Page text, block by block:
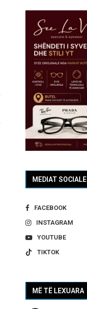
MEDIAT SOCIALE
FACEBOOK
INSTAGRAM
YOUTUBE
TIKTOK
MË TË LEXUARA